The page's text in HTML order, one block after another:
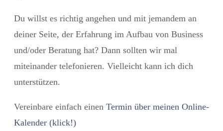
Du willst es richtig angehen und mit jemandem an
deiner Seite, der Erfahrung im Aufbau von Business
und/oder Beratung hat? Dann sollten wir mal
miteinander telefonieren. Vielleicht kann ich dich
unterstützen.
Vereinbare einfach einen Termin über meinen Online-
Kalender (klick!)